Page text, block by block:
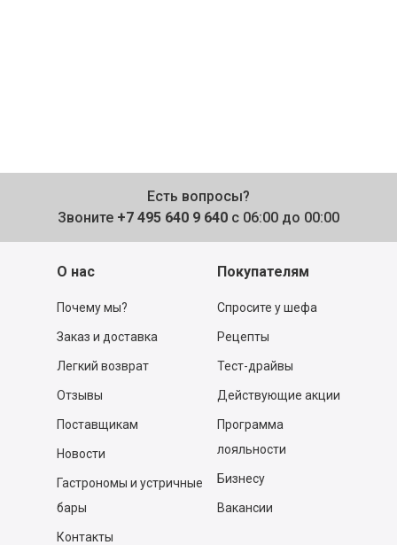
Есть вопросы?
Звоните +7 495 640 9 640 с 06:00 до 00:00
О нас
Почему мы?
Заказ и доставка
Легкий возврат
Отзывы
Поставщикам
Новости
Гастрономы и устричные
бары
Контакты
Покупателям
Спросите у шефа
Рецепты
Тест-драйвы
Действующие акции
Программа
лояльности
Бизнесу
Вакансии